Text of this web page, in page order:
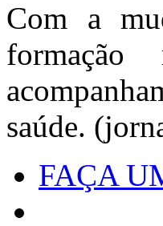
Com a
saúde.
FAÇA